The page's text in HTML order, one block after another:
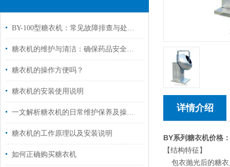
BY-100型糖衣机：常见故障排查与处理指南
糖衣机的维护与清洁：确保药品安全与一致性
糖衣机的操作方便吗？
糖衣机的安装使用说明
一文解析糖衣机的日常维护保养及操作注意事项
糖衣机的工作原理以及安装说明
如何正确购买糖衣机
详情介绍
BY系列糖衣机价格 ：
【结构特征】
包衣抛光后的糖衣